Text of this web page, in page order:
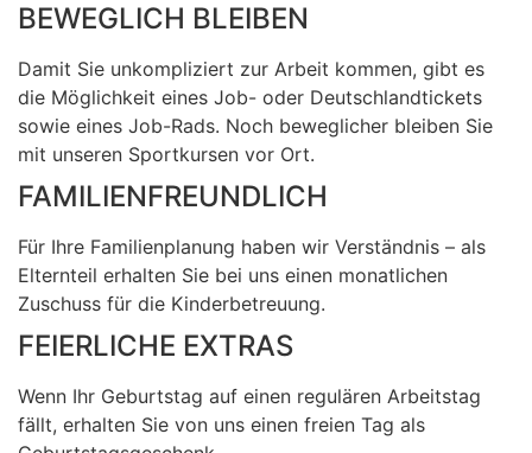
BEWEGLICH BLEIBEN
Damit Sie unkompliziert zur Arbeit kommen, gibt es
die Möglichkeit eines Job- oder Deutschlandtickets
sowie eines Job-Rads. Noch beweglicher bleiben Sie
mit unseren Sportkursen vor Ort.
FAMILIENFREUNDLICH
Für Ihre Familienplanung haben wir Verständnis – als
Elternteil erhalten Sie bei uns einen monatlichen
Zuschuss für die Kinderbetreuung.
FEIERLICHE EXTRAS
Wenn Ihr Geburtstag auf einen regulären Arbeitstag
fällt, erhalten Sie von uns einen freien Tag als